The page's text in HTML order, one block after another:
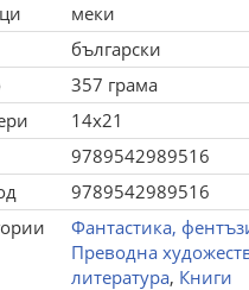
меки
български
357 грама
14x21
9789542989516
9789542989516
Фантастика,
Преводна
литература, Книги